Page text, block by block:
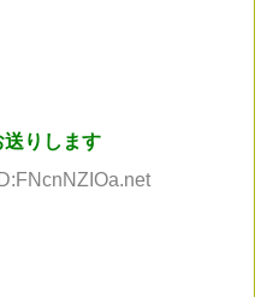
りします